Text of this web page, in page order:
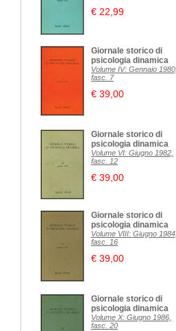
€ 22,99
Giornale storico di
psicologia dinamica
Volume IV: Gennaio 1980,
fasc. 7
€ 39,00
Giornale storico di
psicologia dinamica
Volume VI: Giugno 1982,
fasc. 12
€ 39,00
Giornale storico di
psicologia dinamica
Volume VIII: Giugno 1984,
fasc. 16
€ 39,00
Giornale storico di
psicologia dinamica
Volume X: Giugno 1986,
fasc. 20